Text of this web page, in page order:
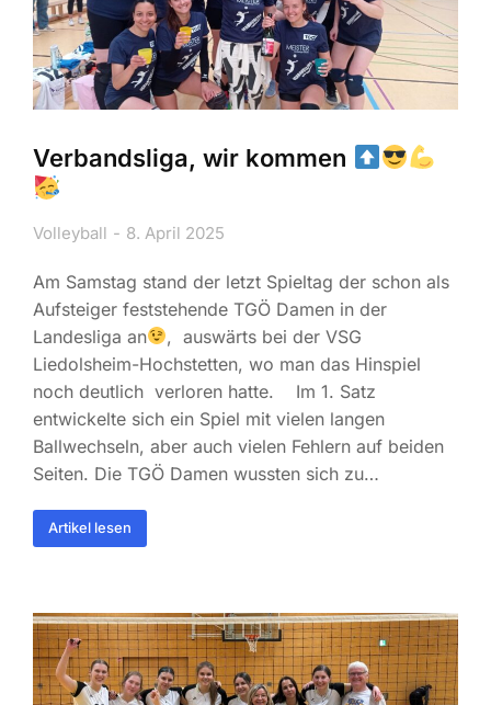
Verbandsliga, wir kommen
Volleyball 8. April 2025
Am Samstag stand der letzt Spieltag der schon als
Aufsteiger feststehende TGÖ Damen in der
Landesliga an
, auswärts bei der VSG
Liedolsheim-Hochstetten, wo man das Hinspiel
noch deutlich verloren hatte. Im 1. Satz
entwickelte sich ein Spiel mit vielen langen
Ballwechseln, aber auch vielen Fehlern auf beiden
Seiten. Die TGÖ Damen wussten sich zu…
Artikel lesen